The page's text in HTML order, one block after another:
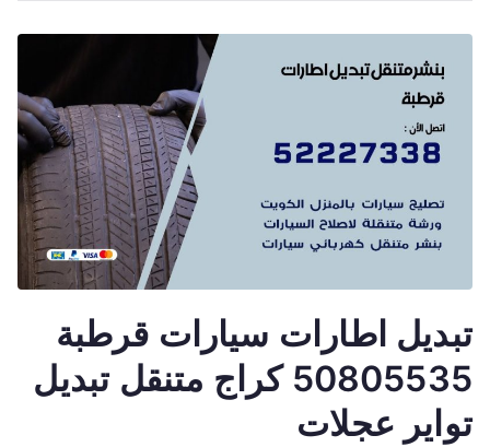
تبديل اطارات سيارات قرطبة
50805535 كراج متنقل تبديل
تواير عجلات